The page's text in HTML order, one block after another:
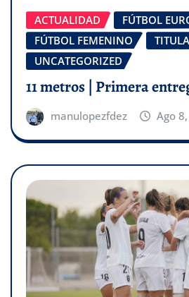
ACTUALIDAD
FÚTBOL
FÚTBOL FEMENINO
UNCATEGORIZED
11 metros | Primera
manulopezfdez Ago